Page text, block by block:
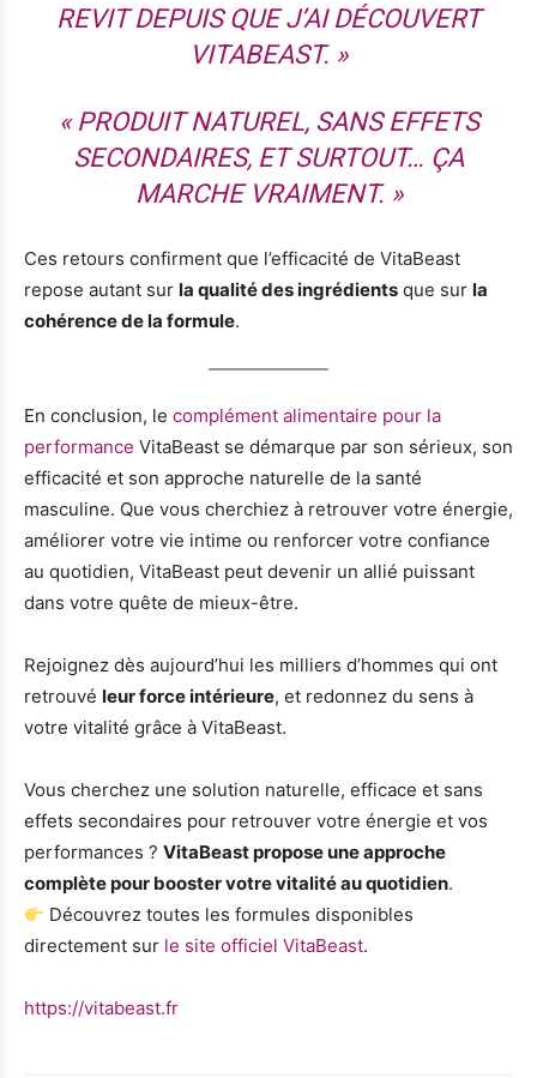
REVIT DEPUIS QUE J’AI DÉCOUVERT
VITABEAST. »
« PRODUIT NATUREL, SANS EFFETS
SECONDAIRES, ET SURTOUT… ÇA
MARCHE VRAIMENT. »
Ces retours confirment que l’efficacité de VitaBeast
repose autant sur la qualité des ingrédients que sur la
cohérence de la formule.
En conclusion, le complément alimentaire pour la
performance VitaBeast se démarque par son sérieux, son
efficacité et son approche naturelle de la santé
masculine. Que vous cherchiez à retrouver votre énergie,
améliorer votre vie intime ou renforcer votre confiance
au quotidien, VitaBeast peut devenir un allié puissant
dans votre quête de mieux-être.
Rejoignez dès aujourd’hui les milliers d’hommes qui ont
retrouvé leur force intérieure, et redonnez du sens à
votre vitalité grâce à VitaBeast.
Vous cherchez une solution naturelle, efficace et sans
effets secondaires pour retrouver votre énergie et vos
performances ? VitaBeast propose une approche
complète pour booster votre vitalité au quotidien.
Découvrez toutes les formules disponibles
directement sur le site officiel VitaBeast.
https://vitabeast.fr